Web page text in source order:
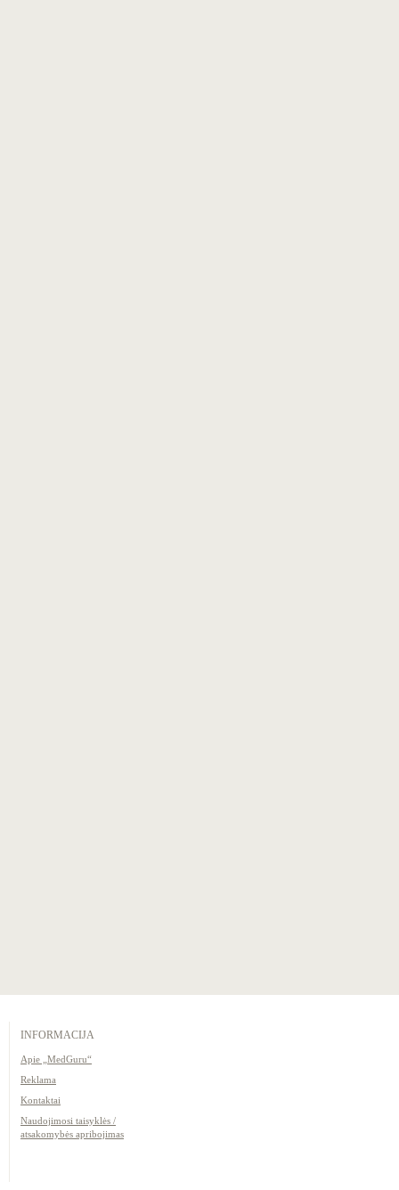
INFORMACIJA
Apie „MedGuru“
Reklama
Kontaktai
Naudojimosi taisyklės /
atsakomybės apribojimas